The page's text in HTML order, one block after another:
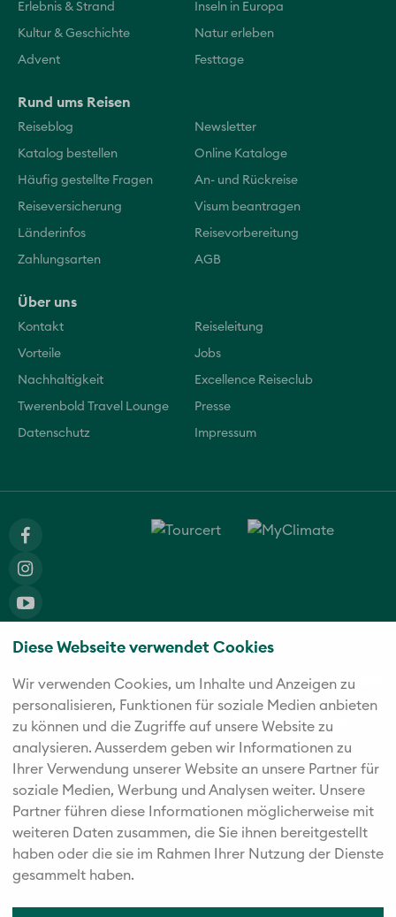
Diese Webseite verwendet Cookies
Wir verwenden Cookies, um Inhalte und Anzeigen zu
personalisieren, Funktionen für soziale Medien anbieten
zu können und die Zugriffe auf unsere Website zu
analysieren. Außerdem geben wir Informationen zu
Ihrer Verwendung unserer Website an unsere Partner für
soziale Medien, Werbung und Analysen weiter. Unsere
Partner führen diese Informationen möglicherweise mit
weiteren Daten zusammen, die Sie ihnen bereitgestellt
haben oder die sie im Rahmen Ihrer Nutzung der Dienste
gesammelt haben.
Erlebnis & Strand Inseln in Europa
Kultur & Geschichte Natur erleben
Advent Festtage
Rund ums Reisen
Reiseblog Newsletter
Katalog bestellen Online Kataloge
Häufig gestellte Fragen An- und Rückreise
Reiseversicherung Visum beantragen
Länderinfos Reisevorbereitung
Zahlungsarten AGB
Über uns
Kontakt Reiseleitung
Vorteile Jobs
Nachhaltigkeit Excellence Reiseclub
Twerenbold Travel Lounge Presse
Datenschutz Impressum
Die fünf starken Marken der Twerenbold Reisen Gruppe